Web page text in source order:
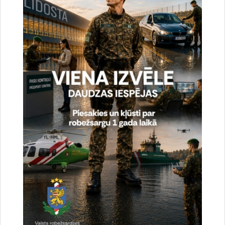
Valsts robežsardzes Starptautiskās sadarbības pārvaldes
Starptautiskās sadarbības un protokola nodaļa
Saistītas tēmas
Aktualitātes: Vizītes un tikšanās
Drukāt lapu
Dalīties